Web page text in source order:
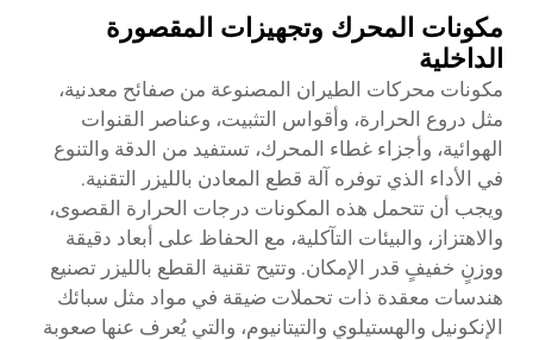
مكونات المحرك وتجهيزات المقصورة
الداخلية
مكونات محركات الطيران المصنوعة من صفائح معدنية،
مثل دروع الحرارة، وأقواس التثبيت، وعناصر القنوات
الهوائية، وأجزاء غطاء المحرك، تستفيد من الدقة والتنوع
في الأداء الذي توفره آلة قطع المعادن بالليزر التقنية.
ويجب أن تتحمل هذه المكونات درجات الحرارة القصوى،
والاهتزاز، والبيئات التآكلية، مع الحفاظ على أبعاد دقيقة
ووزنٍ خفيفٍ قدر الإمكان. وتتيح تقنية القطع بالليزر تصنيع
هندسات معقدة ذات تحملات ضيقة في مواد مثل سبائك
الإنكونيل والهستيلوي والتيتانيوم، والتي يُعرف عنها صعوبة